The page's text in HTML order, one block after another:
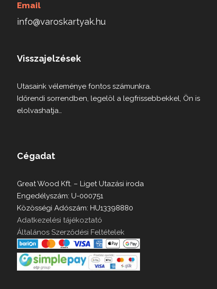
Email
info@varoskartyak.hu
Visszajelzések
Utasaink véleménye fontos számunkra.
Időrendi sorrendben, legelöl a legfrissebbekkel, Ön is
elolvashatja…
Cégadat
Great Wood Kft. – Liget Utazási iroda
Engedélyszám: U-000751
Közösségi Adószám: HU13398880
Adatkezelési tájékoztató
Általános Szerződési Feltételek